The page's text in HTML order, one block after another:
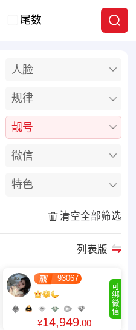
尾数
人脸
规律
靓号
微信
特色
清空全部筛选
列表版
可
绑
微
信
93067
¥14,949.00